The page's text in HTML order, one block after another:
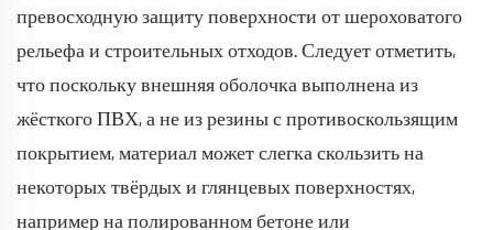
превосходную защиту поверхности от шероховатого
рельефа и строительных отходов. Следует отметить,
что поскольку внешняя оболочка выполнена из
жёсткого ПВХ, а не из резины с противоскользящим
покрытием, материал может слегка скользить на
некоторых твёрдых и глянцевых поверхностях,
например на полированном бетоне или